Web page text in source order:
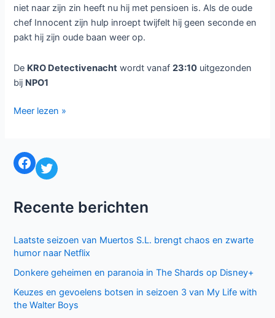
niet naar zijn zin heeft nu hij met pensioen is. Als de oude
chef Innocent zijn hulp inroept twijfelt hij geen seconde en
pakt hij zijn oude baan weer op.
De KRO Detectivenacht wordt vanaf23:10 uitgezonden
bij NPO1
De
van
27
Meer lezen »
Facebook Twitter
Recente berichten
Laatste seizoen van Muertos S.L. brengt chaos en zwarte
humor naar Netflix
Donkere geheimen en paranoia in The Shards op Disney+
Keuzes en gevoelens botsen in seizoen 3 van My Life with
the Walter Boys